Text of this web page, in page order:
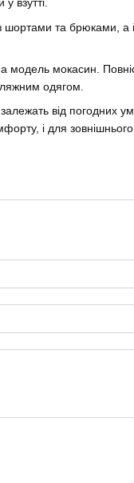
взутті.
шортами та брюками,
мокасин.
одягом.
від погодних
і для